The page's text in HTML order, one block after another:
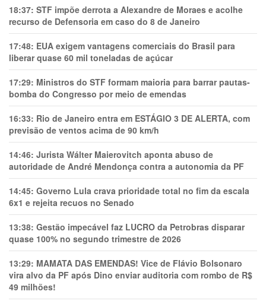
18:37: STF impõe derrota a Alexandre de Moraes e acolhe
recurso de Defensoria em caso do 8 de Janeiro
17:48: EUA exigem vantagens comerciais do Brasil para
liberar quase 60 mil toneladas de açúcar
17:29: Ministros do STF formam maioria para barrar pautas-
bomba do Congresso por meio de emendas
16:33: Rio de Janeiro entra em ESTÁGIO 3 DE ALERTA, com
previsão de ventos acima de 90 km/h
14:46: Jurista Wálter Maierovitch aponta abuso de
autoridade de André Mendonça contra a autonomia da PF
14:45: Governo Lula crava prioridade total no fim da escala
6x1 e rejeita recuos no Senado
13:38: Gestão impecável faz LUCRO da Petrobras disparar
quase 100% no segundo trimestre de 2026
13:29: MAMATA DAS EMENDAS! Vice de Flávio Bolsonaro
vira alvo da PF após Dino enviar auditoria com rombo de R$
49 milhões!